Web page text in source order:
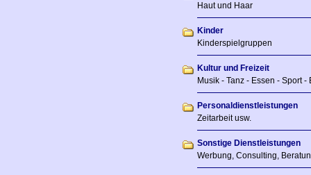
Haut und Haar
Kinder
Kinderspielgruppen
Kultur und Freizeit
Musik - Tanz - Essen - Sport -
Personaldienstleistungen
Zeitarbeit usw.
Sonstige Dienstleistungen
Werbung, Consulting,